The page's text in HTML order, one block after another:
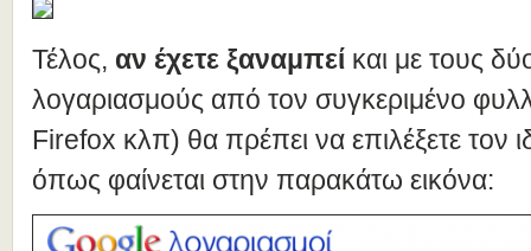
Τέλος, αν έχετε ξαναμπεί και με τους
λογαριασμούς από τον συγκεριμένο
Firefox κλπ) θα πρέπει να επιλέξετε τον
όπως φαίνεται στην παρακάτω εικόνα: